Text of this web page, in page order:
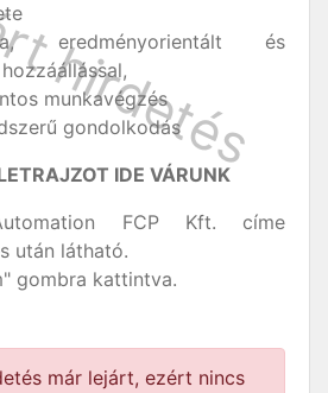
eredményorientált és
munkavégzés
gondolkodás
IDE VÁRUNK
FCP Kft. címe
után látható.
gombra kattintva.
már lejárt, ezért nincs